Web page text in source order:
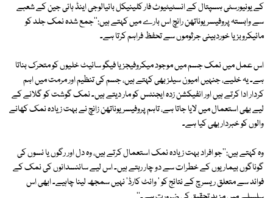
کے یونیورسٹی ہسپتال کے انسٹیٹیوٹ فار کلینیکل بائیالوجی اینڈ ہائی جین کے شعبے
سے وابستہ پروفیسر یوناتھن رانچ اس بارے میں کہتے ہیں:''جمع شدہ نمک جلد کو
مائیکروبز یا خوردبینی جرثوموں سے تحفظ فراہم کرتا ہے۔
اس عمل میں نمک جسم میں موجود میکروفیجز یا فیگو سائیٹ خلیوں کو متحرک بناتا
ہے۔ یہ خلیے، جنہیں امیون سیلز بھی کہتے ہیں، جسم کی تنظیم اور مرمت میں اہم
کردار ادا کرتے ہیں اور انفیکشن زدہ ایجنٹس کو مار دیتے ہیں۔ نمک گوشت کو گلانے کے
لیے بھی استعمال میں لایا جاتا ہے، تاہم پروفیسر یوناتھن زانچ نے بہت زیادہ نمک کھانے
والوں کو خبردار بھی کیا ہے۔
وہ کہتے ہیں:''جو افراد بہت زیادہ نمک استعمال کرتے ہیں، وہ دل اور رگوں یا نسوں کی
گوناگوں بیماریوں کے خطرات سے دو چار رہتے ہیں۔ اس لیے سائنسدانوں کی نمک کے
فوائد سے متعلق ریسرچ کے نتائج کو ' وائٹ کارڈ' نہیں سمجھ لینا چاہیے۔ ابھی اس